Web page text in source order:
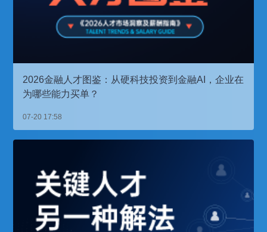
2026金融人才图鉴：从硬科技投资到金融AI，企业在
为哪些能力买单？
07-20 17:58